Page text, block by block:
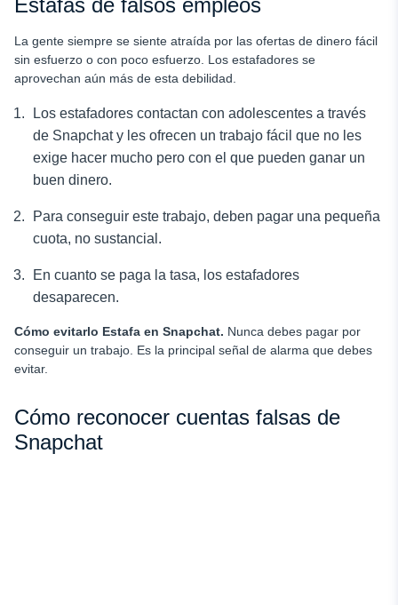
Estafas de falsos empleos
La gente siempre se siente atraída por las ofertas de dinero fácil
sin esfuerzo o con poco esfuerzo. Los estafadores se
aprovechan aún más de esta debilidad.
Los estafadores contactan con adolescentes a través
de Snapchat y les ofrecen un trabajo fácil que no les
exige hacer mucho pero con el que pueden ganar un
buen dinero.
Para conseguir este trabajo, deben pagar una pequeña
cuota, no sustancial.
En cuanto se paga la tasa, los estafadores
desaparecen.
Cómo evitarlo Estafa en Snapchat. Nunca debes pagar por
conseguir un trabajo. Es la principal señal de alarma que debes
evitar.
Cómo reconocer cuentas falsas de
Snapchat